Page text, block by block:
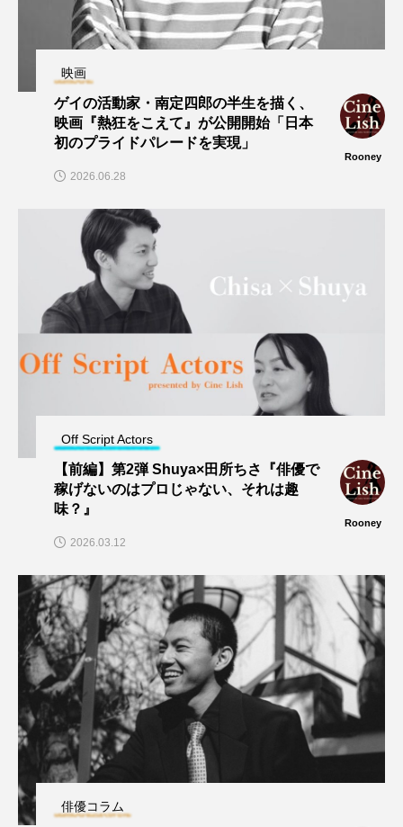
映画
ゲイの活動家・南定四郎の半生を描く、
映画『熱狂をこえて』が公開開始「日本
初のプライドパレードを実現」
Rooney
2026.06.28
Off Script Actors
【前編】第2弾 Shuya×田所ちさ『俳優で
稼げないのはプロじゃない、それは趣
味？』
Rooney
2026.03.12
俳優コラム